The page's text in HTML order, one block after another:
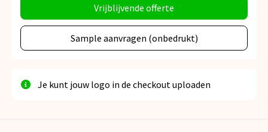
Vrijblijvende offerte
Sample aanvragen (onbedrukt)
Je kunt jouw logo in de checkout uploaden